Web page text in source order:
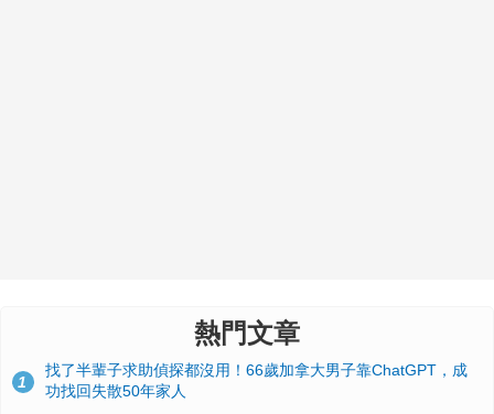
熱門文章
1
找了半輩子求助偵探都沒用！66歲加拿大男子靠ChatGPT，成
功找回失散50年家人